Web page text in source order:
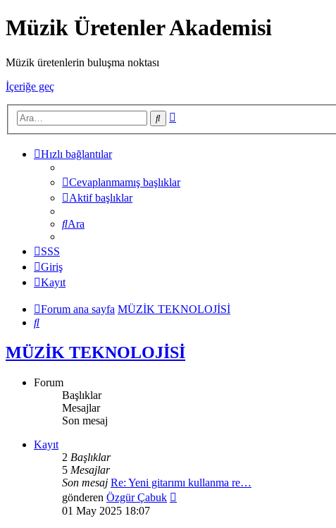
Müzik Üretenler Akademisi
Müzik üretenlerin buluşma noktası
İçeriğe geç
Ara
Hızlı bağlantılar
Cevaplanmamış başlıklar
Aktif başlıklar
Ara
SSS
Giriş
Kayıt
Forum ana sayfa MÜZİK TEKNOLOJİSİ
Ara
MÜZİK TEKNOLOJİSİ
Forum
Başlıklar
Mesajlar
Son mesaj
Kayıt
2 Başlıklar
5 Mesajlar
Son mesaj Re: Yeni gitarımı kullanma re…
gönderen Özgür Çabuk
01 May 2025 18:07